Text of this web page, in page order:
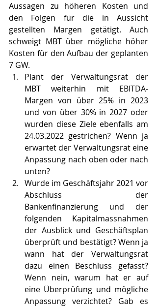
Aussagen zu höheren Kosten und
den Folgen für die in Aussicht
gestellten Margen getätigt. Auch
schweigt MBT über mögliche höher
Kosten für den Aufbau der geplanten
7 GW.
Plant der Verwaltungsrat der
MBT weiterhin mit EBITDA-
Margen von über 25% in 2023
und von über 30% in 2027 oder
wurden diese Ziele ebenfalls am
24.03.2022 gestrichen? Wenn ja
erwartet der Verwaltungsrat eine
Anpassung nach oben oder nach
unten?
Wurde im Geschäftsjahr 2021 vor
Abschluss der
Bankenfinanzierung und der
folgenden Kapitalmassnahmen
der Ausblick und Geschäftsplan
überprüft und bestätigt? Wenn ja
wann hat der Verwaltungsrat
dazu einen Beschluss gefasst?
Wenn nein, warum hat er auf
eine Überprüfung und mögliche
Anpassung verzichtet? Gab es